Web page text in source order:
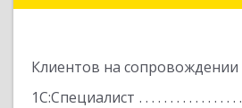
Клиентов на сопровождении
1С:Специалист